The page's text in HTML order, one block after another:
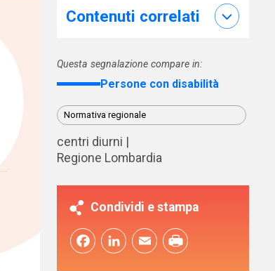
Contenuti correlati
Questa segnalazione compare in:
Persone con disabilità
Normativa regionale
centri diurni
Regione Lombardia
Condividi e stampa
FacebookLinkedInEmail